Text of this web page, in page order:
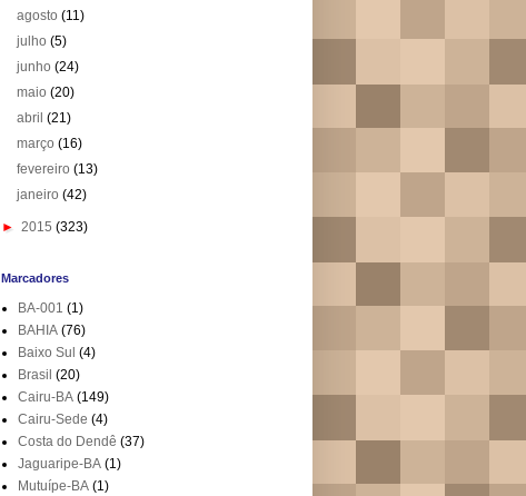
agosto(11)
julho(5)
junho(24)
maio(20)
abril(21)
março(16)
fevereiro(13)
janeiro(42)
► 2015 (323)
Marcadores
BA-001 (1)
BAHIA (76)
Baixo Sul (4)
Brasil (20)
Cairu-BA (149)
Cairu-Sede (4)
Costa do Dendê (37)
Jaguaripe-BA (1)
Mutuípe-BA (1)